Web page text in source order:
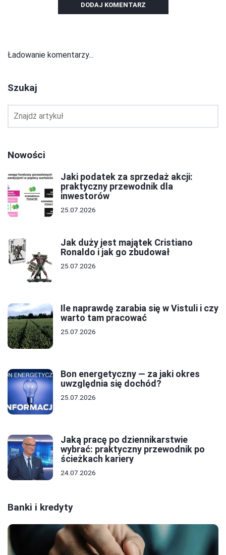
DODAJ KOMENTARZ
Ładowanie komentarzy...
Szukaj
Nowości
Jaki podatek za sprzedaż akcji:
praktyczny przewodnik dla
inwestorów
25.07.2026
Jak duży jest majątek Cristiano
Ronaldo i jak go zbudował
25.07.2026
Ile naprawdę zarabia się w Vistuli i czy
warto tam pracować
25.07.2026
Bon energetyczny — za jaki okres
uwzględnia się dochód?
25.07.2026
Jaką pracę po dziennikarstwie
wybrać: praktyczny przewodnik po
ścieżkach kariery
24.07.2026
Banki i kredyty